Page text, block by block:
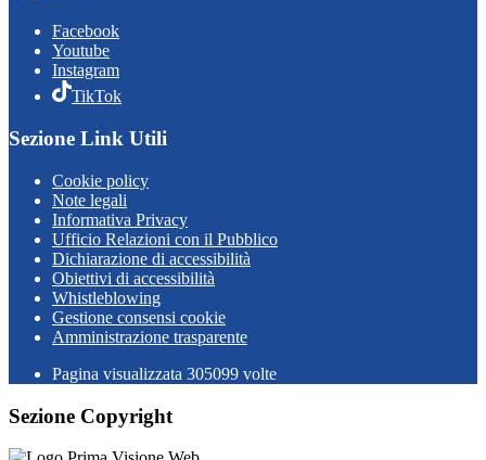
Facebook
Youtube
Instagram
TikTok
Sezione Link Utili
Cookie policy
Note legali
Informativa Privacy
Ufficio Relazioni con il Pubblico
Dichiarazione di accessibilità
Obiettivi di accessibilità
Whistleblowing
Gestione consensi cookie
Amministrazione trasparente
Pagina visualizzata 305099 volte
Sezione Copyright